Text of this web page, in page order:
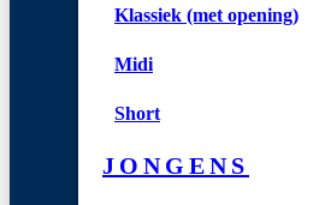
Klassiek (met opening)
Midi
Short
JONGENS